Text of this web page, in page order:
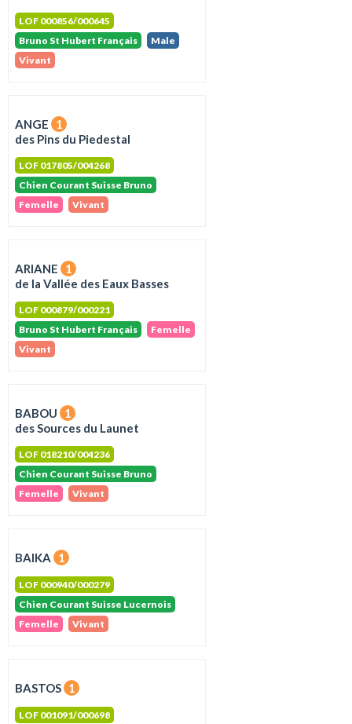
LOF 000856/000645
Bruno St Hubert Français
Male
Vivant
ANGE
1
des Pins du Piedestal
LOF 017805/004268
Chien Courant Suisse Bruno
Femelle
Vivant
ARIANE
1
de la Vallée des Eaux Basses
LOF 000879/000221
Bruno St Hubert Français
Femelle
Vivant
BABOU
1
des Sources du Launet
LOF 018210/004236
Chien Courant Suisse Bruno
Femelle
Vivant
BAIKA 1
LOF 000940/000279
Chien Courant Suisse Lucernois
Femelle
Vivant
BASTOS 1
LOF 001091/000698